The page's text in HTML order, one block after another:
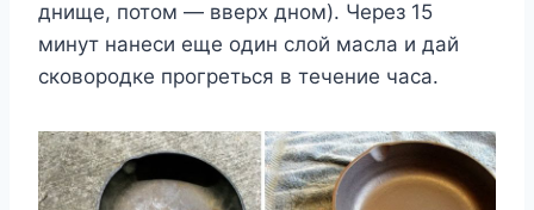
днище, потом — вверх дном). Через 15
минут нанеси еще один слой масла и дай
сковородке прогреться в течение часа.